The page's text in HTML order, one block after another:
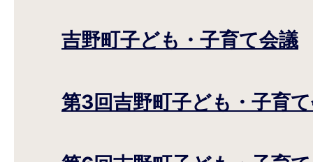
吉野町子ども・子育て会議
第3回吉野町子ども・子育